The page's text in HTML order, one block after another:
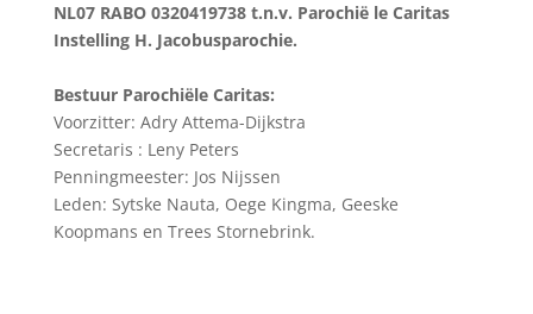
NL07 RABO 0320419738 t.n.v. Parochië le Caritas
Instelling H. Jacobusparochie.
Bestuur Parochiële Caritas:
Voorzitter: Adry Attema-Dijkstra
Secretaris : Leny Peters
Penningmeester: Jos Nijssen
Leden: Sytske Nauta, Oege Kingma, Geeske
Koopmans en Trees Stornebrink.